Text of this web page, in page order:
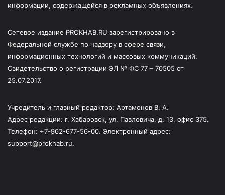
информации, содержащейся в рекламных объявлениях.
Сетевое издание PROKHAB.RU зарегистрировано в
Федеральной службе по надзору в сфере связи,
информационных технологий и массовых коммуникаций.
Свидетельство о регистрации ЭЛ № ФС 77 – 70505 от
25.07.2017.
Учредитель и главный редактор: Артамонов В. А.
Адрес редакции: г. Хабаровск, ул. Павловича, д. 13, офис 375.
Телефон: +7-962-677-56-00. Электронный адрес:
support@prokhab.ru.